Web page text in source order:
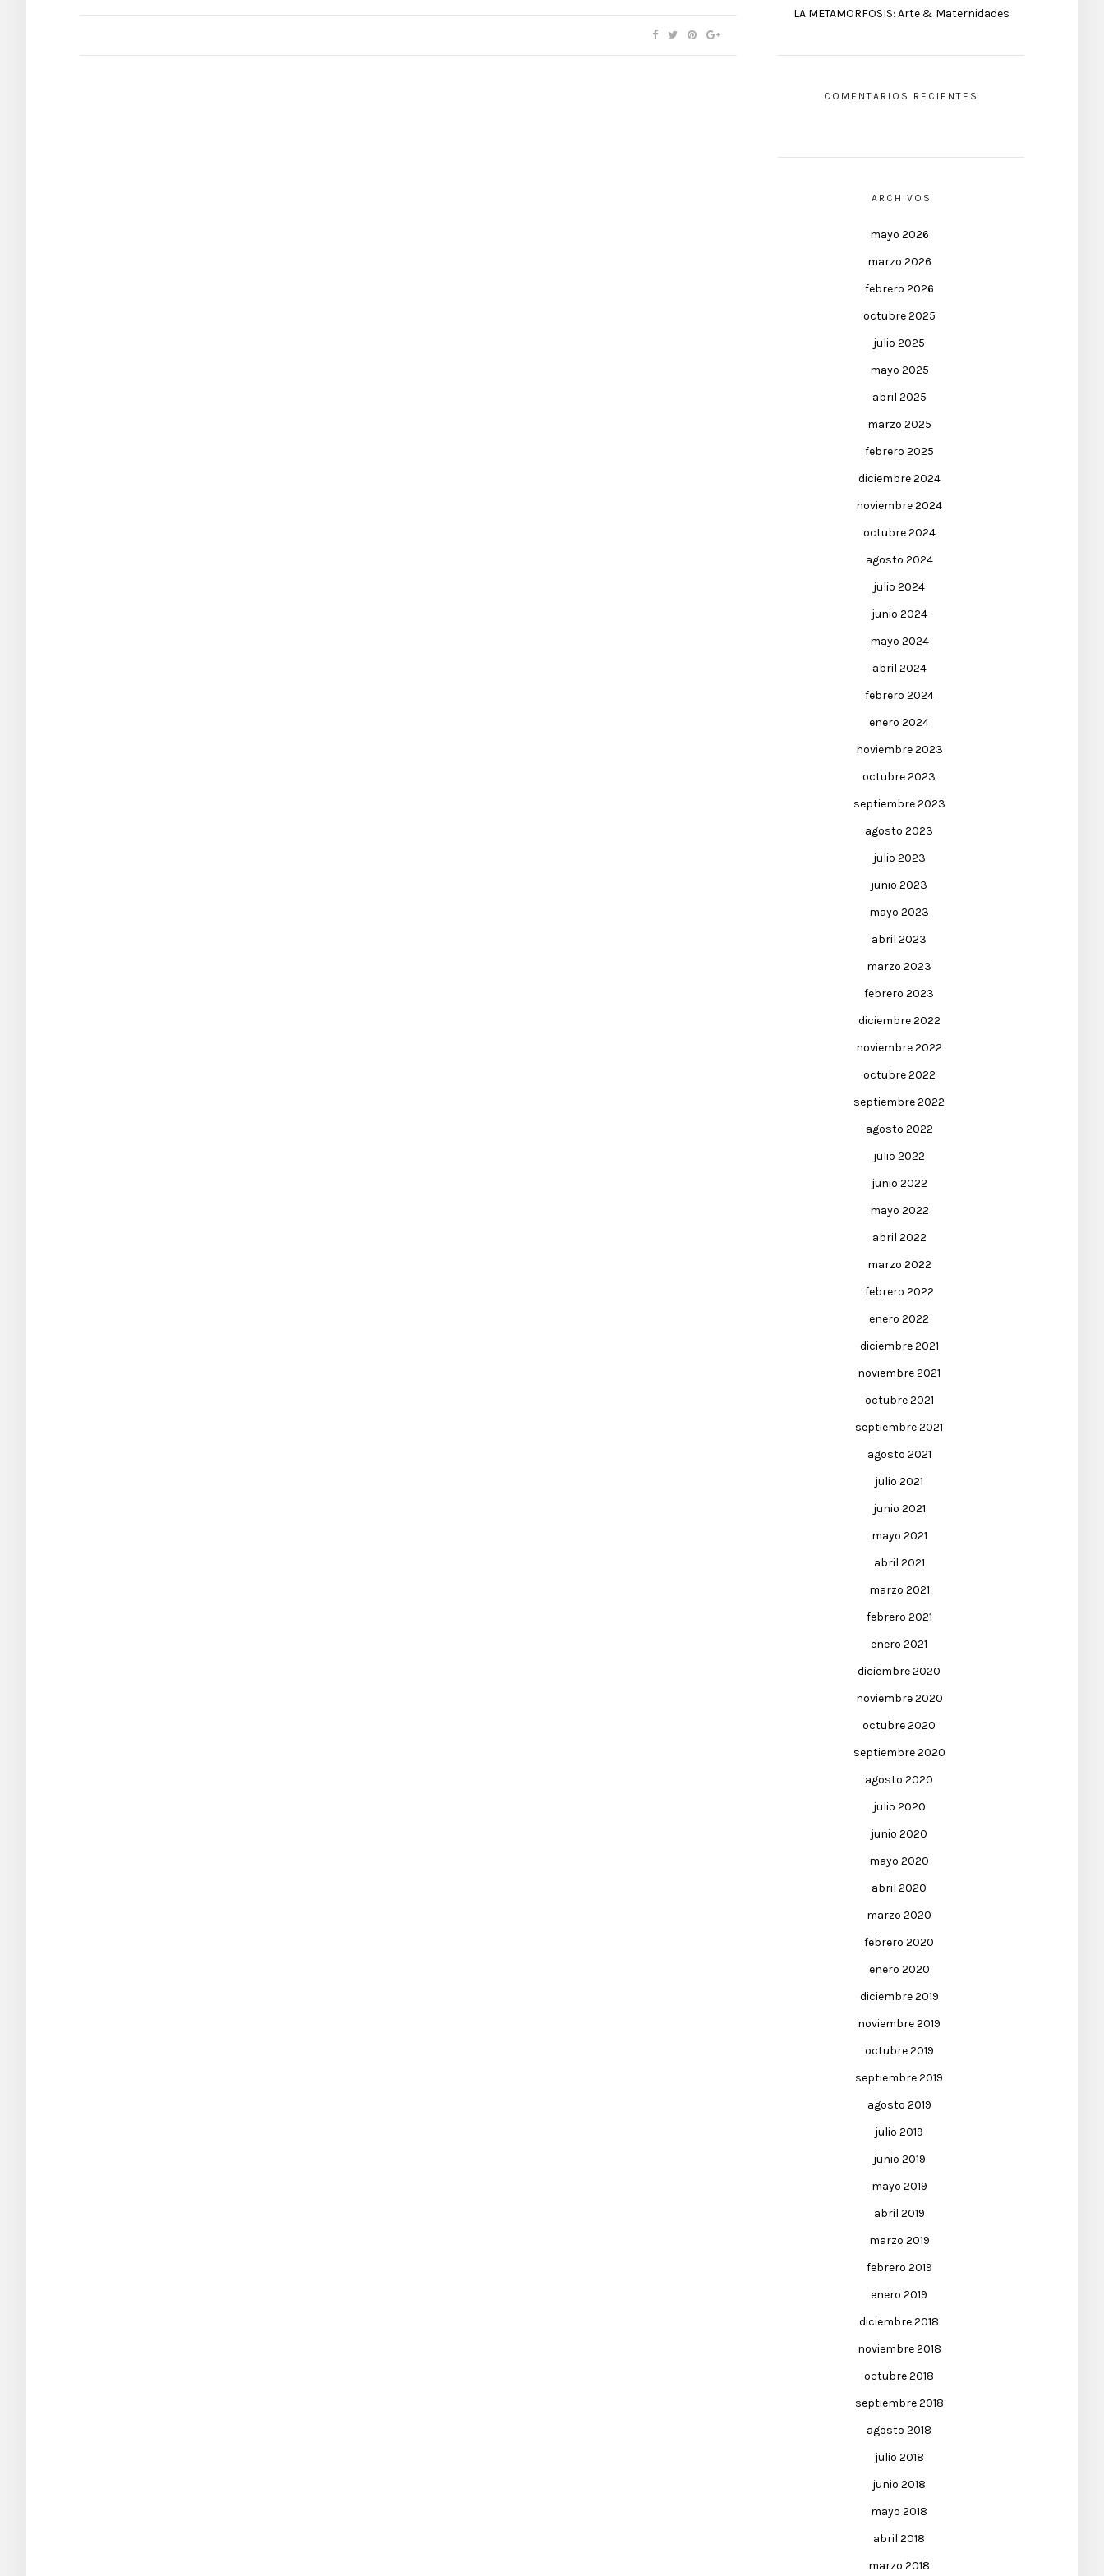
LA METAMORFOSIS: Arte & Maternidades
COMENTARIOS RECIENTES
ARCHIVOS
mayo 2026
marzo 2026
febrero 2026
octubre 2025
julio 2025
mayo 2025
abril 2025
marzo 2025
febrero 2025
diciembre 2024
noviembre 2024
octubre 2024
agosto 2024
julio 2024
junio 2024
mayo 2024
abril 2024
febrero 2024
enero 2024
noviembre 2023
octubre 2023
septiembre 2023
agosto 2023
julio 2023
junio 2023
mayo 2023
abril 2023
marzo 2023
febrero 2023
diciembre 2022
noviembre 2022
octubre 2022
septiembre 2022
agosto 2022
julio 2022
junio 2022
mayo 2022
abril 2022
marzo 2022
febrero 2022
enero 2022
diciembre 2021
noviembre 2021
octubre 2021
septiembre 2021
agosto 2021
julio 2021
junio 2021
mayo 2021
abril 2021
marzo 2021
febrero 2021
enero 2021
diciembre 2020
noviembre 2020
octubre 2020
septiembre 2020
agosto 2020
julio 2020
junio 2020
mayo 2020
abril 2020
marzo 2020
febrero 2020
enero 2020
diciembre 2019
noviembre 2019
octubre 2019
septiembre 2019
agosto 2019
julio 2019
junio 2019
mayo 2019
abril 2019
marzo 2019
febrero 2019
enero 2019
diciembre 2018
noviembre 2018
octubre 2018
septiembre 2018
agosto 2018
julio 2018
junio 2018
mayo 2018
abril 2018
marzo 2018